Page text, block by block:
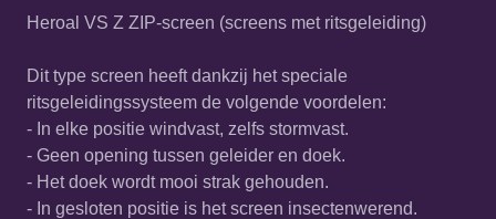
Heroal VS Z ZIP-screen (screens met ritsgeleiding)
Dit type screen heeft dankzij het speciale
ritsgeleidingssysteem de volgende voordelen:
- In elke positie windvast, zelfs stormvast.
- Geen opening tussen geleider en doek.
- Het doek wordt mooi strak gehouden.
- In gesloten positie is het screen insectenwerend.